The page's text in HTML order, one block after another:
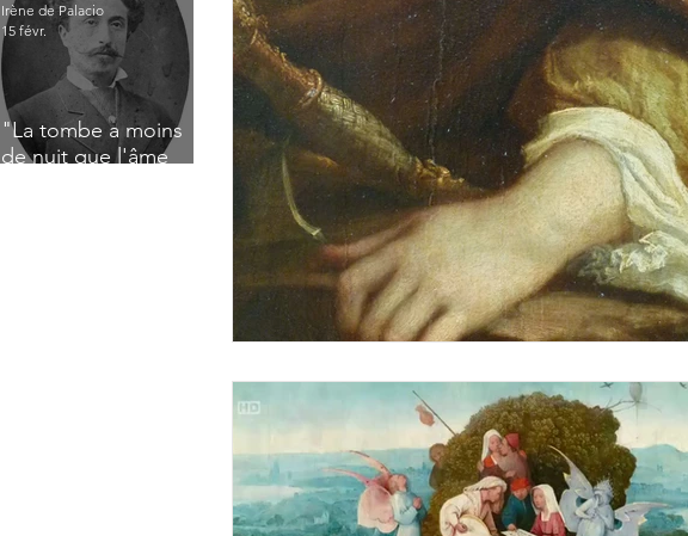
"La tombe a moins
de nuit que l'âme
Irène de Palacio
15 févr.